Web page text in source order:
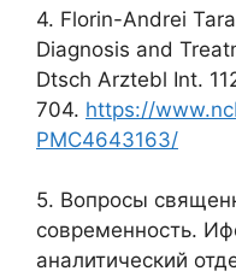
4. Florin-Andrei
Diagnosis and
Dtsch Arztebl Int.
704. https://
PMC4643163/
5. Вопросы
современность.
аналитический